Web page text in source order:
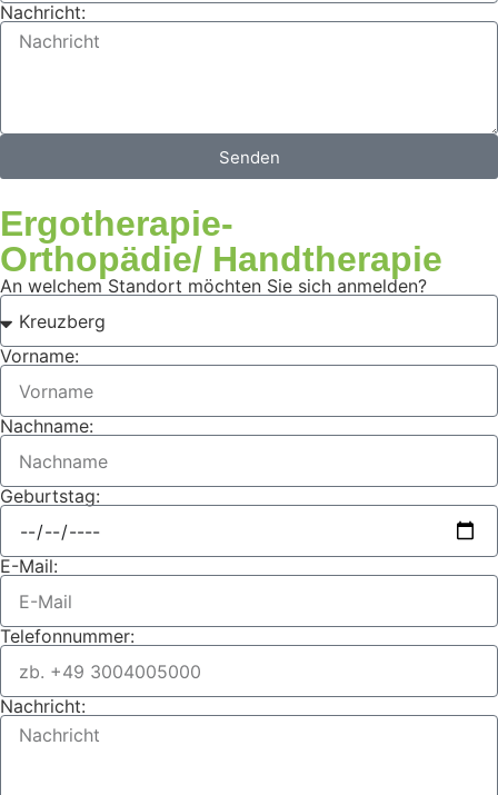
Nachricht:
Senden
Ergotherapie-
Orthopädie/ Handtherapie
An welchem Standort möchten Sie sich anmelden?
Vorname:
Nachname:
Geburtstag:
E-Mail:
Telefonnummer:
Nachricht: